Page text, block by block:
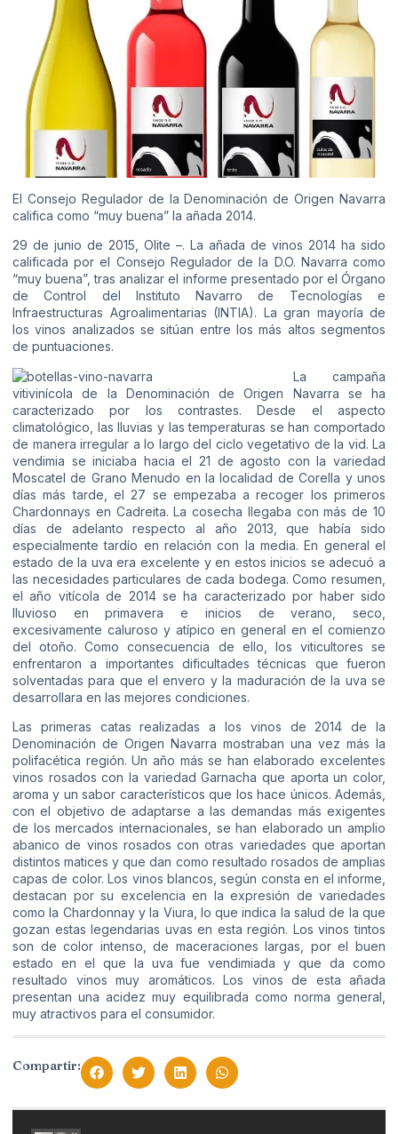
El Consejo Regulador de la Denominación de Origen Navarra
califica como “muy buena” la añada 2014.
29 de junio de 2015, Olite –. La añada de vinos 2014 ha sido
calificada por el Consejo Regulador de la D.O. Navarra como
“muy buena”, tras analizar el informe presentado por el Órgano
de Control del Instituto Navarro de Tecnologías e
Infraestructuras Agroalimentarias (INTIA). La gran mayoría de
los vinos analizados se sitúan entre los más altos segmentos
de puntuaciones.
La campaña
vitivinícola de la Denominación de Origen Navarra se ha
caracterizado por los contrastes. Desde el aspecto
climatológico, las lluvias y las temperaturas se han comportado
de manera irregular a lo largo del ciclo vegetativo de la vid. La
vendimia se iniciaba hacia el 21 de agosto con la variedad
Moscatel de Grano Menudo en la localidad de Corella y unos
días más tarde, el 27 se empezaba a recoger los primeros
Chardonnays en Cadreita. La cosecha llegaba con más de 10
días de adelanto respecto al año 2013, que había sido
especialmente tardío en relación con la media. En general el
estado de la uva era excelente y en estos inicios se adecuó a
las necesidades particulares de cada bodega. Como resumen,
el año vitícola de 2014 se ha caracterizado por haber sido
lluvioso en primavera e inicios de verano, seco,
excesivamente caluroso y atípico en general en el comienzo
del otoño. Como consecuencia de ello, los viticultores se
enfrentaron a importantes dificultades técnicas que fueron
solventadas para que el envero y la maduración de la uva se
desarrollara en las mejores condiciones.
Las primeras catas realizadas a los vinos de 2014 de la
Denominación de Origen Navarra mostraban una vez más la
polifacética región. Un año más se han elaborado excelentes
vinos rosados con la variedad Garnacha que aporta un color,
aroma y un sabor característicos que los hace únicos. Además,
con el objetivo de adaptarse a las demandas más exigentes
de los mercados internacionales, se han elaborado un amplio
abanico de vinos rosados con otras variedades que aportan
distintos matices y que dan como resultado rosados de amplias
capas de color. Los vinos blancos, según consta en el informe,
destacan por su excelencia en la expresión de variedades
como la Chardonnay y la Viura, lo que indica la salud de la que
gozan estas legendarias uvas en esta región. Los vinos tintos
son de color intenso, de maceraciones largas, por el buen
estado en el que la uva fue vendimiada y que da como
resultado vinos muy aromáticos. Los vinos de esta añada
presentan una acidez muy equilibrada como norma general,
muy atractivos para el consumidor.
Compartir: